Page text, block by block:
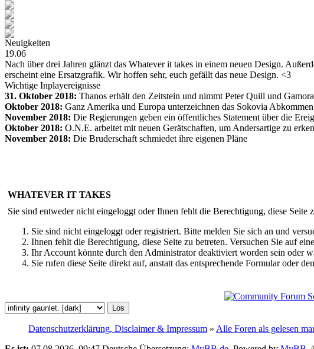
Neuigkeiten
19.06
Nach über drei Jahren glänzt das Whatever it takes in einem neuen Design.
erscheint eine Ersatzgrafik. Wir hoffen sehr, euch gefällt das neue Design. <3
Wichtige Inplayereignisse
31. Oktober 2018: Thanos erhält den Zeitstein und nimmt Peter Quill und
Oktober 2018: Ganz Amerika und Europa unterzeichnen das Sokovia
November 2018: Die Regierungen geben ein öffentliches Statement über die
Oktober 2018: O.N.E. arbeitet mit neuen Gerätschaften, um Andersartige zu
November 2018: Die Bruderschaft schmiedet ihre eigenen Pläne
WHATEVER IT TAKES
Sie sind entweder nicht eingeloggt oder Ihnen fehlt die Berechtigung, diese Seite
Sie sind nicht eingeloggt oder registriert. Bitte melden Sie sich an und
Ihnen fehlt die Berechtigung, diese Seite zu betreten. Versuchen Sie auf
Ihr Account könnte durch den Administrator deaktiviert worden sein oder
Sie rufen diese Seite direkt auf, anstatt das entsprechende Formular oder
Datenschutzerklärung, Disclaimer & Impressum » Alle Foren als gelesen